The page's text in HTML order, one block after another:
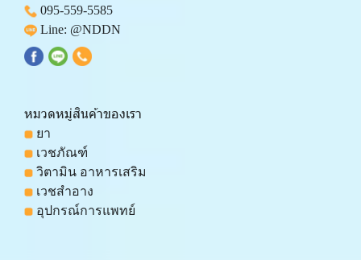
095-559-5585
Line: @NDDN
หมวดหมู่สินค้าของเรา
ยา
เวชภัณฑ์
วิตามิน อาหารเสริม
เวชสำอาง
อุปกรณ์การแพทย์